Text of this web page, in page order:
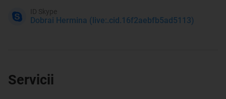
Dobrai Hermina (live:.cid.16f2aebfb5ad5113)
ID Skype
Servicii